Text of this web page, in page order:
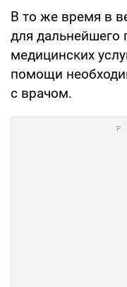
В то же время в
для дальнейшего
медицинских
помощи
с врачом.